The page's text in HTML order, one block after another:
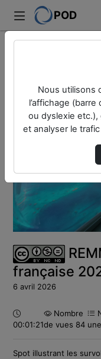
POD
REMMOA
française
6 avril 2026
Durée :
00:01:21
Nombre
de vues 84
Spot illustrant les
Nous utilisons
l’affichage
ou dyslexie etc.),
et analyser le